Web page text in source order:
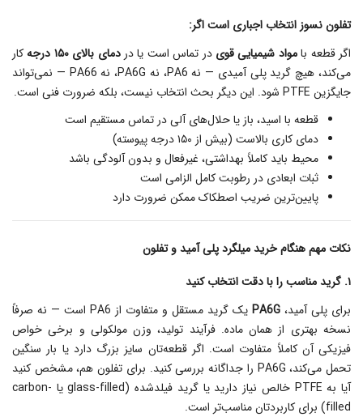
تفلون نسوز انتخاب اجباری است اگر:
اگر قطعه بامواد شیمیایی قوی در تماس است یا دردمای بالای ۱۵۰ درجه
کار
می‌کند، هیچ گرید پلی آمیدی — نه PA6، نه PA6G، نه PA66 — نمی‌تواند
جایگزین PTFE شود. این دیگر بحث انتخاب نیست، بلکه ضرورت فنی است.
قطعه با اسید، باز یا حلال‌های آلی در تماس مستقیم است
دمای کاری بالاست (بیش از ۱۵۰ درجه پیوسته)
محیط باید کاملاً بهداشتی، غیرفعال و بدون آلودگی باشد
ثبات ابعادی در رطوبت کامل الزامی است
پایین‌ترین ضریب اصطکاک ممکن ضرورت دارد
نکات مهم هنگام خرید میلگرد پلی آمید و تفلون
۱. گرید مناسب را با دقت انتخاب کنید
برای پلی آمید، PA6G
یک گرید مستقل و متفاوت از PA6 است — نه صرفاً
نسخه بهتری از همان ماده. فرآیند تولید، وزن مولکولی و برخی خواص
فیزیکی آن کاملاً متفاوت است. اگر قطعه‌تان سایز بزرگ دارد یا بار سنگین
تحمل می‌کند، PA6G را جداگانه بررسی کنید. برای تفلون هم، مشخص کنید
آیا به PTFE خالص نیاز دارید یا گرید فیلدشده (glass-filled یا carbon-
filled) برای کاربردتان مناسب‌تر است.